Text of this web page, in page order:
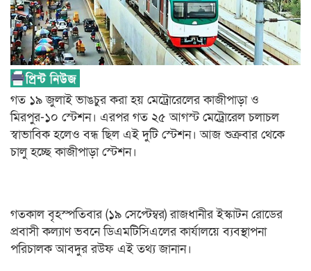
গত ১৯ জুলাই ভাঙচুর করা হয় মেট্রোরেলের কাজীপাড়া ও
মিরপুর-১০ স্টেশন। এরপর গত ২৫ আগস্ট মেট্রোরেল চলাচল
স্বাভাবিক হলেও বন্ধ ছিল এই দুটি স্টেশন। আজ শুক্রবার থেকে
চালু হচ্ছে কাজীপাড়া স্টেশন।
গতকাল বৃহস্পতিবার (১৯ সেপ্টেম্বর) রাজধানীর ইস্কাটন রোডের
প্রবাসী কল্যাণ ভবনে ডিএমটিসিএলের কার্যালয়ে ব্যবস্থাপনা
পরিচালক আবদুর রউফ এই তথ্য জানান।